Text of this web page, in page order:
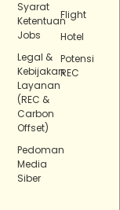
Syarat
Ketentuan
Jobs
Legal &
Kebijakan
Layanan
(REC &
Carbon
Offset)
Pedoman
Media
Siber
Flight
Hotel
Potensi
REC